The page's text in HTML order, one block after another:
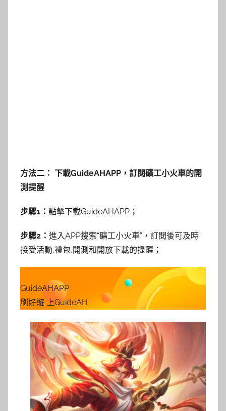
方法二： 下載GuideAHAPP，訂閱礦工小火車的開
測提醒
步驟1： 點擊下載GuideAHAPP；
步驟2： 進入APP搜索“礦工小火車”，訂閱後可及時
接受活動,禮包,開測和開放下載的提醒；
GuideAHAPP
刷好遊 上GuideAH